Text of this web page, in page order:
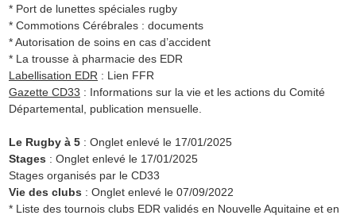
* Port de lunettes spéciales rugby
* Commotions Cérébrales : documents
* Autorisation de soins en cas d’accident
* La trousse à pharmacie des EDR
Labellisation EDR : Lien FFR
Gazette CD33 : Informations sur la vie et les actions du Comité
Départemental, publication mensuelle.
Le Rugby à 5 : Onglet enlevé le 17/01/2025
Stages : Onglet enlevé le 17/01/2025
Stages organisés par le CD33
Vie des clubs : Onglet enlevé le 07/09/2022
* Liste des tournois clubs EDR validés en Nouvelle Aquitaine et en